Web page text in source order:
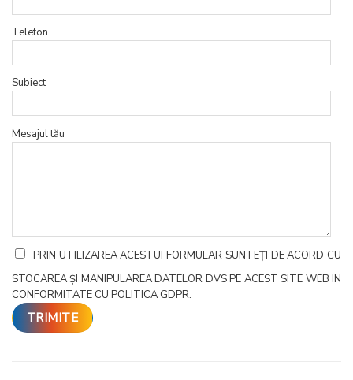
Telefon
Subiect
Mesajul tău
PRIN UTILIZAREA ACESTUI FORMULAR SUNTEȚI DE ACORD CU
STOCAREA ȘI MANIPULAREA DATELOR DVS PE ACEST SITE WEB IN
CONFORMITATE CU POLITICA GDPR.